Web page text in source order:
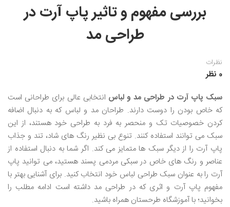
نقاشی مینیاتور(نگارگری)
نقاشی تذهیب و گل و مرغ
بررسی مفهوم و تاثیر پاپ آرت در
طراحی مد
نظرات
0 نظر
سبک پاپ آرت در طراحی مد و لباس انتخابی عالی برای طراحانی است
که خاص بودن را دوست دارند. طراحان مد و لباس که به دنبال اضافه
کردن خصوصیات تک و منحصر به فرد به طراحی خود هستند، از این
سبک می توانند استفاده کنند. تنوع بی نظیر رنگ های شاد، تند و جذاب
پاپ آرت را از دیگر سبک ها متمایز می کند. اگر شما به دنبال استفاده از
عناصر و رنگ های خاص در سبکی مردمی پسند هستید، می توانید پاپ
آرت را به عنوان سبک طراحی لباس خود انتخاب کنید. برای آشنایی بهتر با
مفهوم پاپ آرت و اثری که در طراحی مد داشته است ادامه مطلب را
بخوانید؛ با آموزشگاه طرحستان همراه باشید.